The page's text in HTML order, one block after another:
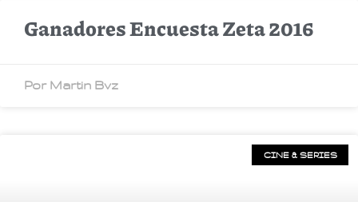
Ganadores Encuesta Zeta 2016
Por Martin Bvz
CINE & SERIES